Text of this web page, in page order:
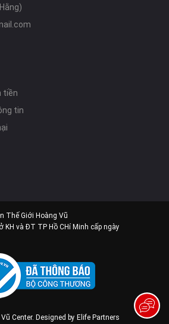
tiền
tin
Thế Giới Hoàng Vũ
KH và ĐT TP Hồ CHí Minh cấp ngày
Center. Designed by Elife Partners